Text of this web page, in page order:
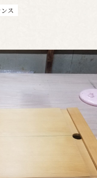
ス